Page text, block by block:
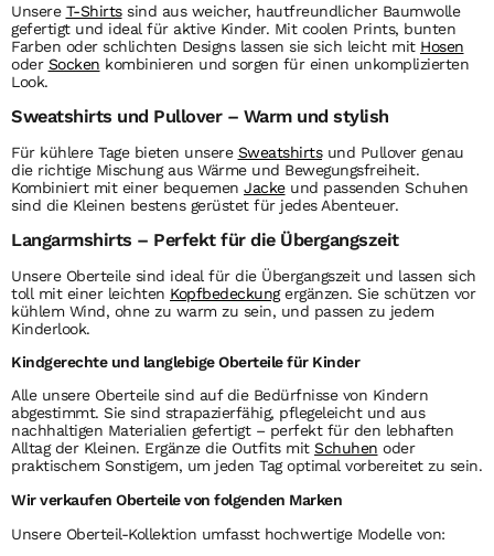
Unsere T-Shirtssind aus weicher, hautfreundlicher Baumwolle
gefertigt und ideal für aktive Kinder. Mit coolen Prints, bunten
Farben oder schlichten Designs lassen sie sich leicht mit Hosen
oder Socken kombinieren und sorgen für einen unkomplizierten
Look.
Sweatshirts und Pullover – Warm und stylish
Für kühlere Tage bieten unsere Sweatshirtsund Pullover genau
die richtige Mischung aus Wärme und Bewegungsfreiheit.
Kombiniert mit einer bequemen Jackeund passenden Schuhen
sind die Kleinen bestens gerüstet für jedes Abenteuer.
Langarmshirts – Perfekt für die Übergangszeit
Unsere Oberteilesind ideal für die Übergangszeit und lassen sich
toll mit einer leichten Kopfbedeckungergänzen. Sie schützen vor
kühlem Wind, ohne zu warm zu sein, und passen zu jedem
Kinderlook.
Kindgerechte und langlebige Oberteile für Kinder
Alle unsere Oberteilesind auf die Bedürfnisse von Kindern
abgestimmt. Sie sind strapazierfähig, pflegeleicht und aus
nachhaltigen Materialien gefertigt – perfekt für den lebhaften
Alltag der Kleinen. Ergänze die Outfits mit Schuhen oder
praktischem Sonstigem, um jeden Tag optimal vorbereitet zu sein.
Wir verkaufen Oberteile von folgenden Marken
Unsere Oberteil-Kollektion umfasst hochwertige Modelle von: